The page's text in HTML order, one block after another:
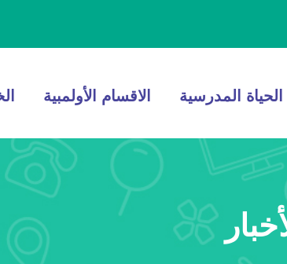
الحياة المدرسية الاقسام الأولمبية